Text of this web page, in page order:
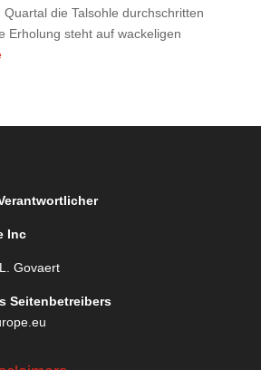
die Talsohle durchschritten
Erholung steht auf wackeligen
Inc
Govaert
Seitenbetreibers